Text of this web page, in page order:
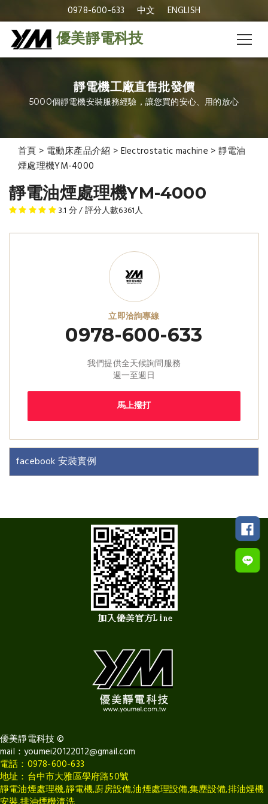
0978-600-633 中文 ENGLISH
優美靜電科技
靜電機工廠直售批發價
5000個靜電機安裝服務經驗，讓您買的安心、用的放心
首頁 > 電動床產品介紹 > Electrostatic machine > 靜電油
煙處理機YM-4000
靜電油煙處理機YM-4000
3.1 分 / 評分人數6361人
立即洽詢專線
0978-600-633
我們提供全天候詢問服務
週一至週日
馬上撥打
facebook 安裝實例
優美靜電科技©
mail： youmei20122012@gmail.com
電話：0978-600-633
地址：台中市大雅區學府路50號
靜電油煙處理機,靜電機,廚房設備,油煙處理設備,集塵設備,排油煙機